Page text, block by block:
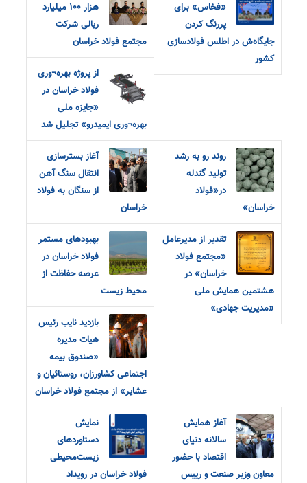
«فخاس» برای
پررنگ کردن
جایگاه‌ش در اطلس فولادسازی
کشور
هزار ۱۰۰ میلیارد
ریالی شرکت
مجتمع فولاد خراسان
از پروژه بهره¬وری
فولاد خراسان در
«جایزه ملی
بهره¬وری ایمیدرو» تجلیل شد
روند رو به رشد
تولید گندله
در«فولاد
خراسان»
آغاز بسترسازی
انتقال سنگ آهن
از سنگان به فولاد
خراسان
تقدیر از مدیرعامل
«مجتمع فولاد
خراسان» در
هشتمین همایش ملی
«مدیریت جهادی»
بهبودهای مستمر
فولاد خراسان در
عرصه حفاظت از
محیط زیست
بازدید نایب رئیس
هیات مدیره
«صندوق بیمه
اجتماعی کشاورزان، روستائیان و
عشایر» از مجتمع فولاد خراسان
آغاز همایش
سالانه دنیای
اقتصاد با حضور
معاون وزیر صنعت و رییس
نمایش
دستاوردهای
زیست‌محیطی
فولاد خراسان در رویداد